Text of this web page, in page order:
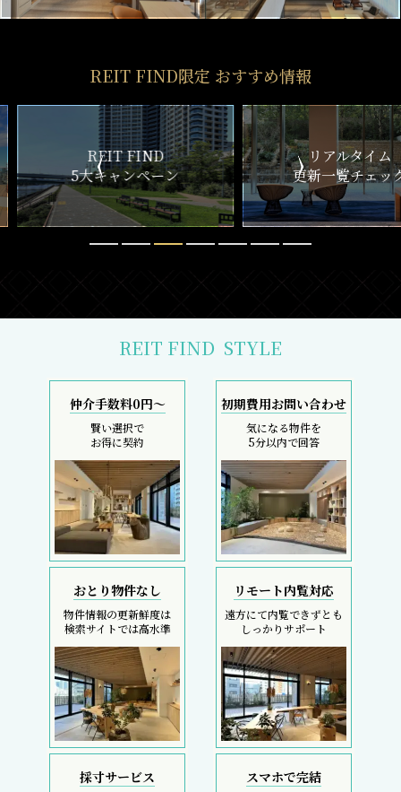
REIT FIND限定 おすすめ情報
ン
リアルタイム
更新一覧チェック
新
REIT FIND STYLE
仲介手数料0円～
賢い選択で
お得に契約
初期費用お問い合わせ
気になる物件を
5分以内で回答
おとり物件なし
物件情報の更新鮮度は
検索サイトでは高水準
リモート内覧対応
遠方にて内覧できずとも
しっかりサポート
採寸サービス スマホで完結